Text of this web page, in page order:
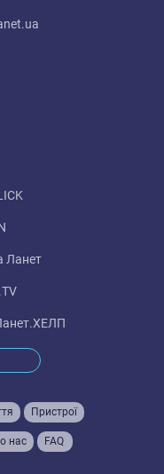
Пристрої
нас FAQ
Ланет